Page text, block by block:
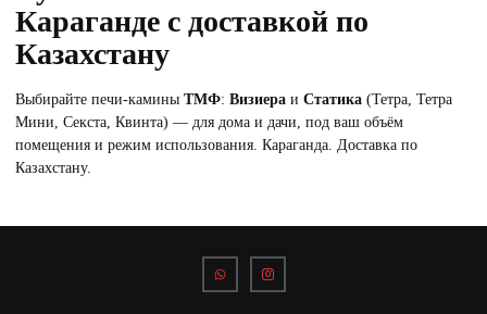
Караганде с доставкой по
Казахстану
Выбирайте печи-каминыТМФ:Визиера иСтатика (Тетра, Тетра
Мини, Секста, Квинта) — для дома и дачи, под ваш объём
помещения и режим использования. Караганда. Доставка по
Казахстану.